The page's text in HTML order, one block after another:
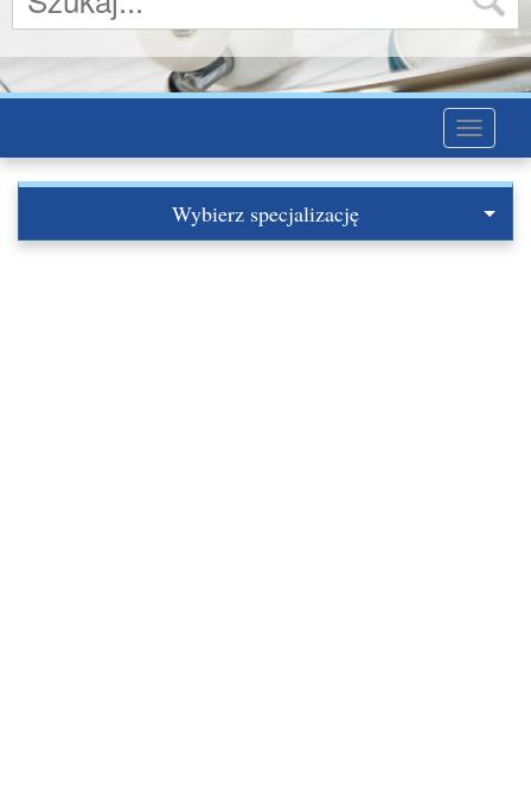
Toggle
Wybierz specjalizację